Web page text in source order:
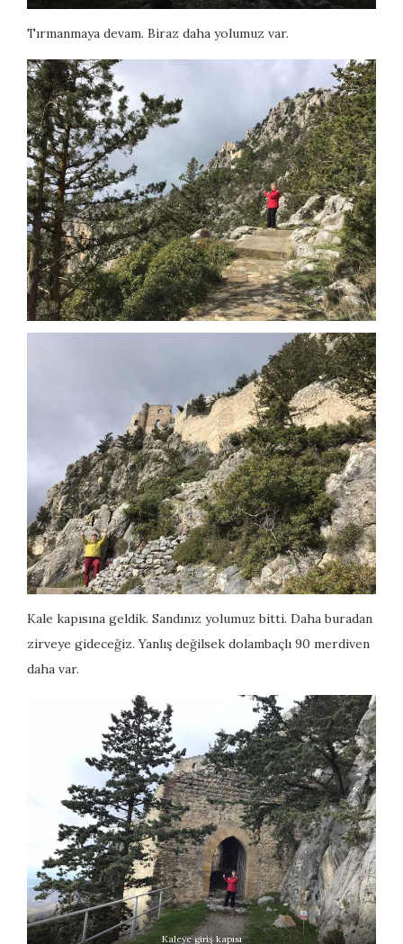
Tırmanmaya devam. Biraz daha yolumuz var.
Kale kapısına geldik. Sandınız yolumuz bitti. Daha buradan
zirveye gideceğiz. Yanlış değilsek dolambaçlı 90 merdiven
daha var.
Kaleye giriş kapısı